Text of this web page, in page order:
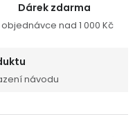
Dárek zdarma
objednávce nad 1 000 Kč
návodu